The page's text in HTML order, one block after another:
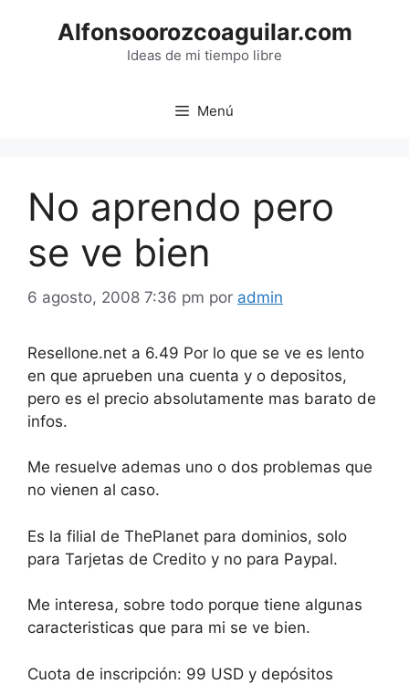
Alfonsoorozcoaguilar.com
Ideas de mi tiempo libre
Menú
No aprendo pero
se ve bien
6 agosto, 2008 7:36 pm por admin
Resellone.net a 6.49 Por lo que se ve es lento
en que aprueben una cuenta y o depositos,
pero es el precio absolutamente mas barato de
infos.
Me resuelve ademas uno o dos problemas que
no vienen al caso.
Es la filial de ThePlanet para dominios, solo
para Tarjetas de Credito y no para Paypal.
Me interesa, sobre todo porque tiene algunas
caracteristicas que para mi se ve bien.
Cuota de inscripción: 99 USD y depósitos